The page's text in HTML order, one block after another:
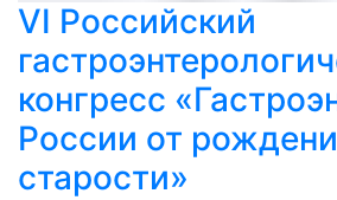
VI Российский
конгресс
России от
старости»